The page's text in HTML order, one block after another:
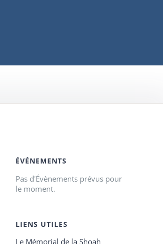
ÉVÉNEMENTS
Pas d'Évènements prévus pour
le moment.
LIENS UTILES
Le Mémorial de la Shoah